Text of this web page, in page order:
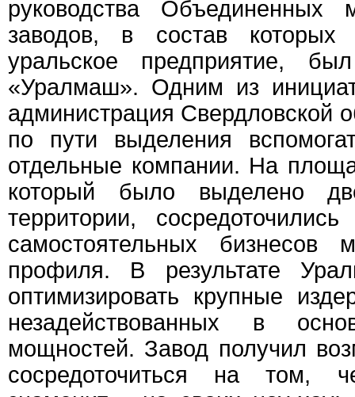
руководства Объединенных
заводов, в состав которых
уральское предприятие,
«Уралмаш». Одним из
администрация Свердловской
по пути выделения
отдельные компании. На
который было выделено
территории,
самостоятельных бизнесов
профиля. В результате
оптимизировать крупные
незадействованных в
мощностей. Завод получил
сосредоточиться на том,